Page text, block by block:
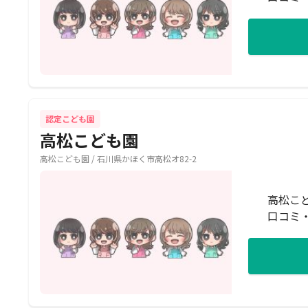
認定こども園
高松こども園
高松こども園 / 石川県かほく市高松オ82-2
高松こ
口コミ